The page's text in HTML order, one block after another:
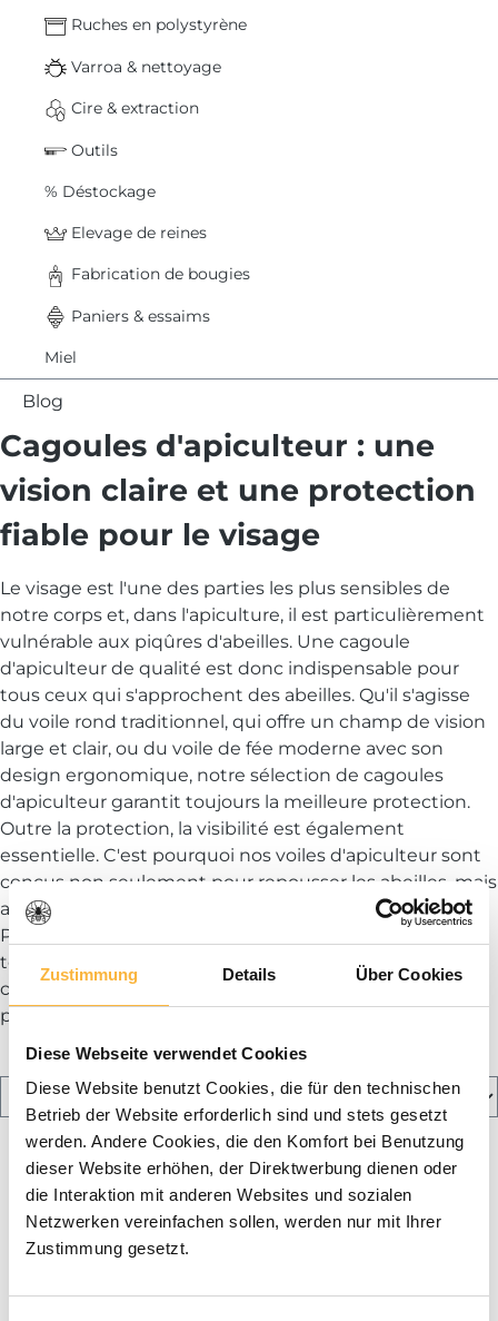
Zustimmung Details Über Cookies
Diese Webseite verwendet Cookies
Diese Website benutzt Cookies, die für den technischen
Betrieb der Website erforderlich sind und stets gesetzt
werden. Andere Cookies, die den Komfort bei Benutzung
dieser Website erhöhen, der Direktwerbung dienen oder
die Interaktion mit anderen Websites und sozialen
Netzwerken vereinfachen sollen, werden nur mit Ihrer
Zustimmung gesetzt.
Ruches en polystyrène
Varroa & nettoyage
Cire & extraction
Outils
% Déstockage
Elevage de reines
Fabrication de bougies
Paniers & essaims
Miel
Blog
Cagoules d'apiculteur : une
vision claire et une protection
fiable pour le visage
Le visage est l'une des parties les plus sensibles de
notre corps et, dans l'apiculture, il est particulièrement
vulnérable aux piqûres d'abeilles. Une cagoule
d'apiculteur de qualité est donc indispensable pour
tous ceux qui s'approchent des abeilles. Qu'il s'agisse
du voile rond traditionnel, qui offre un champ de vision
large et clair, ou du voile de fée moderne avec son
design ergonomique, notre sélection de cagoules
d'apiculteur garantit toujours la meilleure protection.
Outre la protection, la visibilité est également
essentielle. C'est pourquoi nos voiles d'apiculteur sont
conçus non seulement pour repousser les abeilles, mais
aussi pour permettre une vision claire du travail.
Protège ton visage et assure une visibilité claire lors de
ton travail avec les abeilles. Découvre notre gamme de
cagoules d'apiculteur et trouve le voile d'apiculteur
parfait pour tes besoins.